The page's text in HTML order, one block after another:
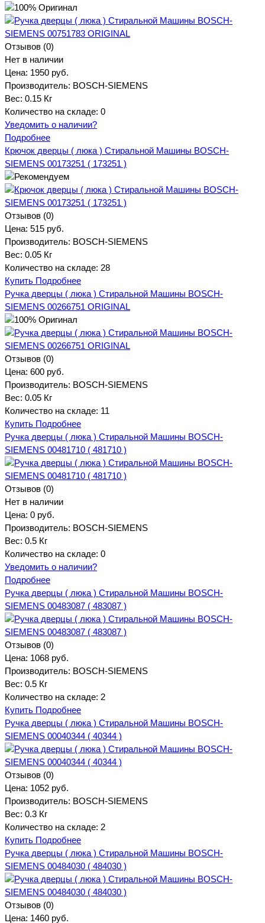
Отзывов (0)
Нет в наличии
Цена: 1950 руб.
Производитель: BOSCH-SIEMENS
Вес: 0.15 Кг
Количество на складе: 0
Уведомить о наличии?
Подробнее
Крючок дверцы ( люка ) Стиральной Машины BOSCH-
SIEMENS 00173251 ( 173251 )
Отзывов (0)
Цена: 515 руб.
Производитель: BOSCH-SIEMENS
Вес: 0.05 Кг
Количество на складе: 28
Купить Подробнее
Ручка дверцы ( люка ) Стиральной Машины BOSCH-
SIEMENS 00266751 ORIGINAL
Отзывов (0)
Цена: 600 руб.
Производитель: BOSCH-SIEMENS
Вес: 0.05 Кг
Количество на складе: 11
Купить Подробнее
Ручка дверцы ( люка ) Стиральной Машины BOSCH-
SIEMENS 00481710 ( 481710 )
Отзывов (0)
Нет в наличии
Цена: 0 руб.
Производитель: BOSCH-SIEMENS
Вес: 0.5 Кг
Количество на складе: 0
Уведомить о наличии?
Подробнее
Ручка дверцы ( люка ) Стиральной Машины BOSCH-
SIEMENS 00483087 ( 483087 )
Отзывов (0)
Цена: 1068 руб.
Производитель: BOSCH-SIEMENS
Вес: 0.5 Кг
Количество на складе: 2
Купить Подробнее
Ручка дверцы ( люка ) Стиральной Машины BOSCH-
SIEMENS 00040344 ( 40344 )
Отзывов (0)
Цена: 1052 руб.
Производитель: BOSCH-SIEMENS
Вес: 0.3 Кг
Количество на складе: 2
Купить Подробнее
Ручка дверцы ( люка ) Стиральной Машины BOSCH-
SIEMENS 00484030 ( 484030 )
Отзывов (0)
Цена: 1460 руб.